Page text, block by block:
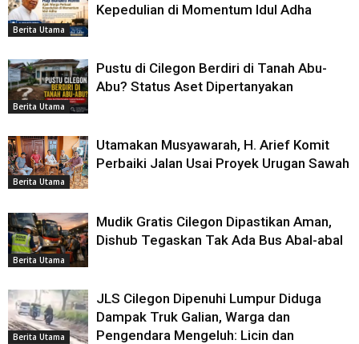
Berita Utama
Kepedulian di Momentum Idul Adha
Berita Utama
Pustu di Cilegon Berdiri di Tanah Abu-
Abu? Status Aset Dipertanyakan
Berita Utama
Utamakan Musyawarah, H. Arief Komit
Perbaiki Jalan Usai Proyek Urugan Sawah
Berita Utama
Mudik Gratis Cilegon Dipastikan Aman,
Dishub Tegaskan Tak Ada Bus Abal-abal
Berita Utama
JLS Cilegon Dipenuhi Lumpur Diduga
Dampak Truk Galian, Warga dan
Pengendara Mengeluh: Licin dan